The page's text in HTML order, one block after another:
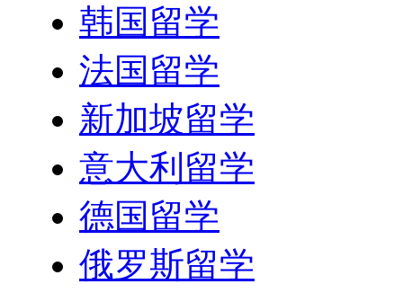
韩国留学
法国留学
新加坡留学
意大利留学
德国留学
俄罗斯留学